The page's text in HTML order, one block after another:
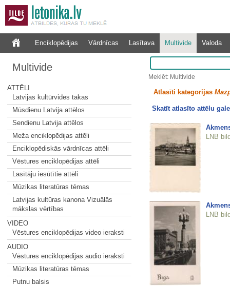
Enciklopēdijas Vārdnīcas Lasītava Multivide Valoda
Multivide
ATTĒLI
Latvijas kultūrvides takas
Mūsdienu Latvija attēlos
Sendienu Latvija attēlos
Meža enciklopēdijas attēli
Enciklopēdiskās vārdnīcas attēli
Vēstures enciklopēdijas attēli
Lasītāju iesūtītie attēli
Mūzikas literatūras tēmas
Latvijas kultūras kanona Vizuālās
mākslas vērtības
VIDEO
Vēstures enciklopēdijas video ieraksti
AUDIO
Vēstures enciklopēdijas audio ieraksti
Mūzikas literatūras tēmas
Putnu balsis
Meklēt: Multivide
Atlasīti kategorijas
Skatīt atlasīto attēlu
LNB
LNB